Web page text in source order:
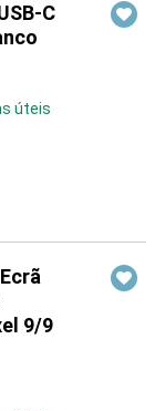
C
úteis
9/9